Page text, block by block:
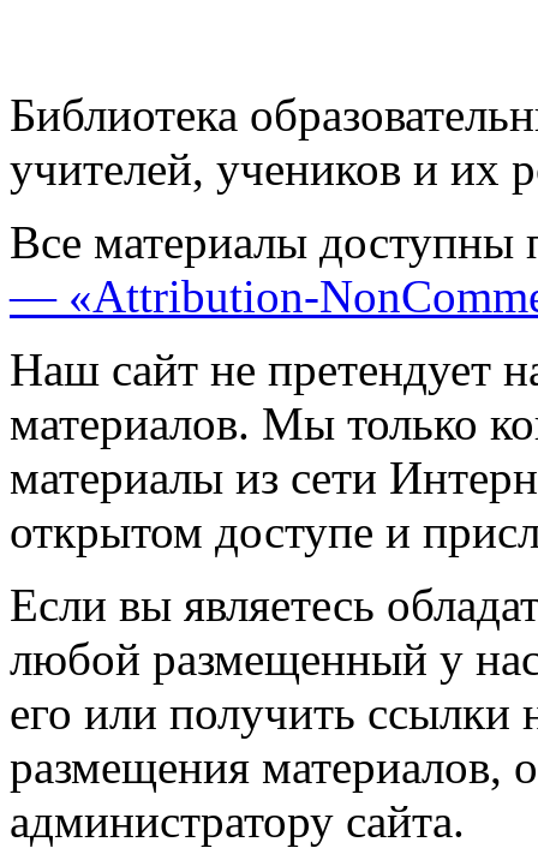
Библиотека
учителей, учеников и их
Все материалы доступны
— «Attribution-
Наш сайт не претендует
материалов. Мы только
материалы из сети
открытом доступе и
Если вы являетесь
любой размещенный у
его или получить ссылки
размещения материалов,
администратору сайта.